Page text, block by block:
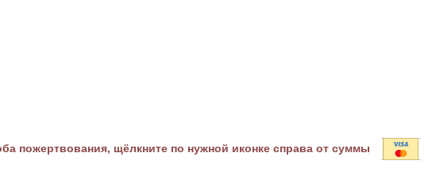
пожертвования, щёлкните по нужной иконке справа от суммы